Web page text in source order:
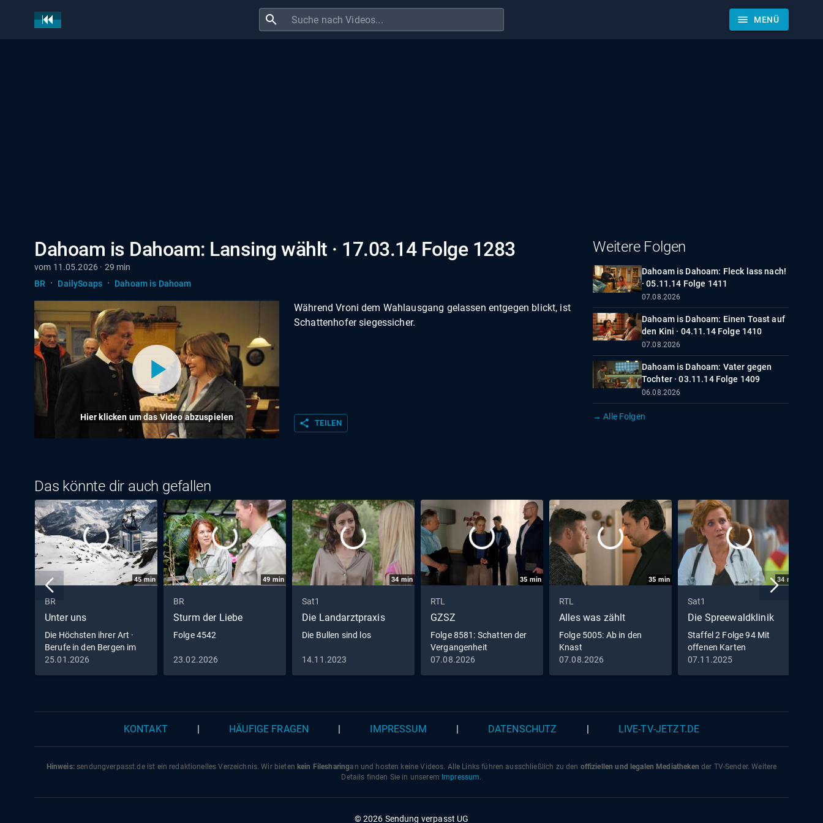
search menu MENÜ
Dahoam is Dahoam: Lansing wählt · 17.03.14 Folge 1283
vom 11.05.2026 · 29 min
BR
· DailySoaps · Dahoam is Dahoam
Hier klicken um das Video abzuspielen
Während Vroni dem Wahlausgang gelassen entgegen blickt, ist
Schattenhofer siegessicher.
share TEILEN
Weitere Folgen
Dahoam is Dahoam: Fleck lass nach!
· 05.11.14 Folge 1411
07.08.2026
Dahoam is Dahoam: Einen Toast auf
den Kini · 04.11.14 Folge 1410
07.08.2026
Dahoam is Dahoam: Vater gegen
Tochter · 03.11.14 Folge 1409
06.08.2026
→ Alle Folgen
Das könnte dir auch gefallen
45min
BR
Unter uns
Die Höchsten ihrer Art ·
Berufe in den Bergen im
Winter
25.01.2026
49 min
BR
Sturm der Liebe
Folge 4542
23.02.2026
34 min
Sat1
Die Landarztpraxis
Die Bullen sind los
14.11.2023
35 min
RTL
GZSZ
Folge 8581: Schatten der
Vergangenheit
07.08.2026
35 min
RTL
Alles was zählt
Folge 5005: Ab in den
Knast
07.08.2026
34 min
Sat1
Die Spreewaldklinik
Staffel 2 Folge 94 Mit
offenen Karten
07.11.2025
KONTAKT HÄUFIGE FRAGEN IMPRESSUM DATENSCHUTZ LIVE-TV-JETZT.DE
Hinweis:sendungverpasst.deist ein redaktionelles Verzeichnis. Wir bieten kein Filesharingan und hosten keine Videos. Alle Links führen ausschließlich zu den offiziellen und legalen Mediatheken der TV-Sender. Weitere
Details finden Sie in unserem Impressum.
© 2026 Sendung verpasst UG